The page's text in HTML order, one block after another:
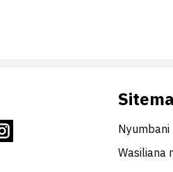
Nyumbani
Wasiliana